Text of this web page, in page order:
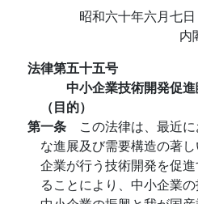
昭和六十年六月七日
内
法律第五十五号
中小企業技術開発促
（目的）
第一条 この法律は、最近
な進展及び需要構造の著
企業が行う技術開発を促
ることにより、中小企業の